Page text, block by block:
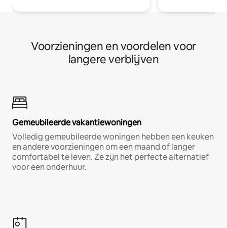
Voorzieningen en voordelen voor
langere verblijven
Gemeubileerde vakantiewoningen
Volledig gemeubileerde woningen hebben een keuken
en andere voorzieningen om een maand of langer
comfortabel te leven. Ze zijn het perfecte alternatief
voor een onderhuur.